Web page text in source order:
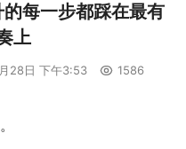
每一步都踩在最有
上
28日 下午3:53 1586